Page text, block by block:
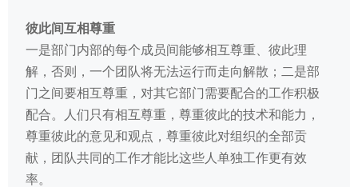
彼此间互相尊重
一是部门内部的每个成员间能够相互尊重、彼此理
解，否则，一个团队将无法运行而走向解散；二是部
门之间要相互尊重，对其它部门需要配合的工作积极
配合。人们只有相互尊重，尊重彼此的技术和能力，
尊重彼此的意见和观点，尊重彼此对组织的全部贡
献，团队共同的工作才能比这些人单独工作更有效
率。